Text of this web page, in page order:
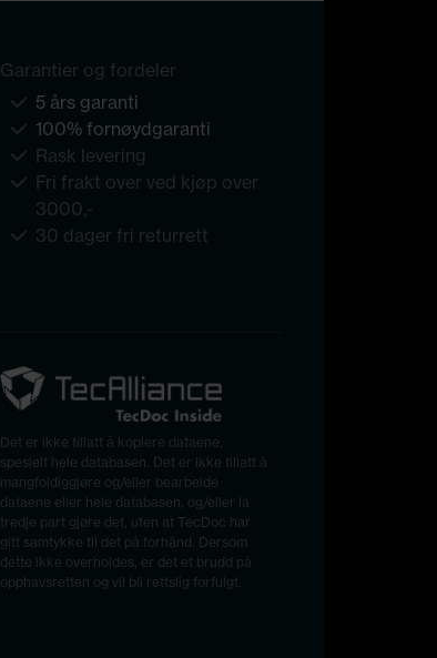
Garantier og fordeler
5 års garanti
100% fornøydgaranti
Rask levering
Fri frakt over ved kjøp over
3000,-
30 dager fri returrett
Det er ikke tillatt å kopiere dataene,
spesielt hele databasen. Det er ikke tillatt å
mangfoldiggjøre og/eller bearbeide
dataene eller hele databasen, og/eller la
tredje part gjøre det, uten at TecDoc har
gitt samtykke til det på forhånd. Dersom
dette ikke overholdes, er det et brudd på
opphavsretten og vil bli rettslig forfulgt.